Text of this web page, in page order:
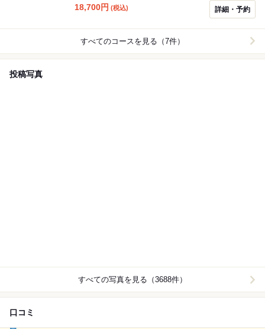
18,700円 (税込) 詳細・予約
すべてのコースを見る（7件）
投稿写真
すべての写真を見る（3688件）
口コミ